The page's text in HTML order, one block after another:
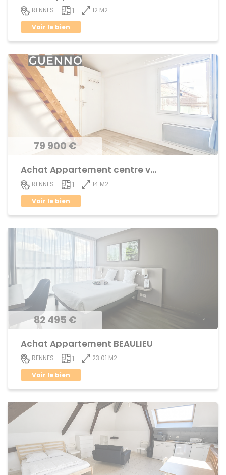
RENNES 1
12 M2
Voir le bien
79 900 €
Achat Appartement centre ville
RENNES 1
14 M2
Voir le bien
82 495 €
Achat Appartement BEAULIEU
RENNES 1
23.01 M2
Voir le bien